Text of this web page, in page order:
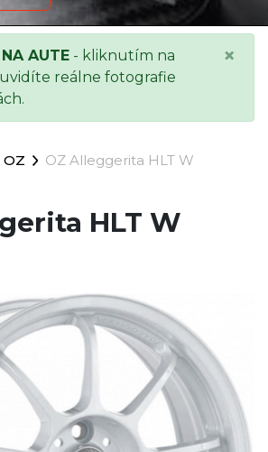
156 2.0 JTS
2003
o vozidle
AUTE - kliknutím na
reálne fotografie
×
OZ OZ Alleggerita HLT W
HLT W